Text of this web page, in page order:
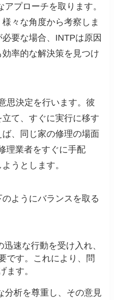
プローチを取ります。
々な角度から考察しま
要な場合、INTPは原因
率的な解決策を見つけ
思決定を行います。彼
て、すぐに実行に移す
、同じ家の修理の場面
理業者をすぐに手配
うとします。
ようにバランスを取る
速な行動を受け入れ、
です。これにより、問
ます。
分析を尊重し、その意見